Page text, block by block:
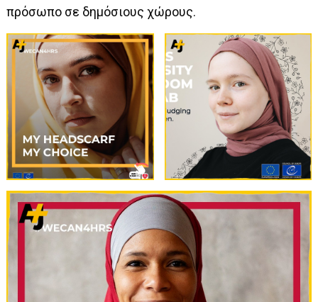
πρόσωπο σε δημόσιους χώρους.